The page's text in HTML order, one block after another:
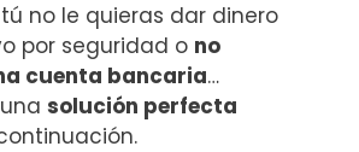
no le quieras dar dinero
por seguridad o no
cuenta bancaria…
solución perfecta